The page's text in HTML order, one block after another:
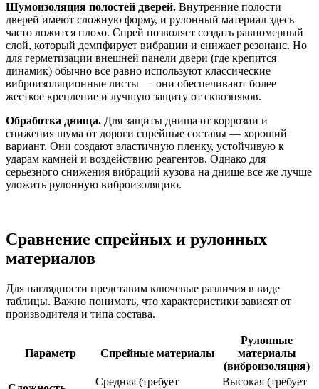
Шумоизоляция полостей дверей. Внутренние полости
дверей имеют сложную форму, и рулонный материал здесь
часто ложится плохо. Спрей позволяет создать равномерный
слой, который демпфирует вибрации и снижает резонанс. Но
для герметизации внешней панели двери (где крепится
динамик) обычно все равно используют классические
виброизоляционные листы — они обеспечивают более
жесткое крепление и лучшую защиту от сквозняков.
Обработка днища. Для защиты днища от коррозии и
снижения шума от дороги спрейные составы — хороший
вариант. Они создают эластичную пленку, устойчивую к
ударам камней и воздействию реагентов. Однако для
серьезного снижения вибраций кузова на днище все же лучше
уложить рулонную виброизоляцию.
Сравнение спрейных и рулонных
материалов
Для наглядности представим ключевые различия в виде
таблицы. Важно понимать, что характеристики зависят от
производителя и типа состава.
Параметр Спрейные материалы
Рулонные
материалы
(виброизоляция)
Средняя (требует
Высокая (требует